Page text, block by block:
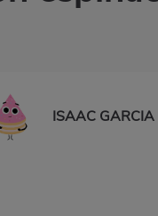
ISAAC GARCIA